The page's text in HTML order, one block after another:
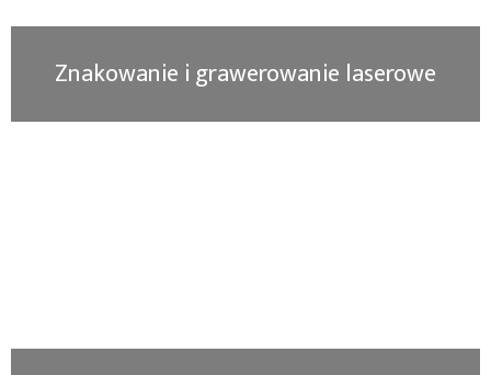
Znakowanie i grawerowanie laserowe